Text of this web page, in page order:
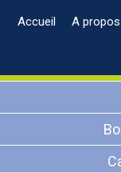
Accueil A propos